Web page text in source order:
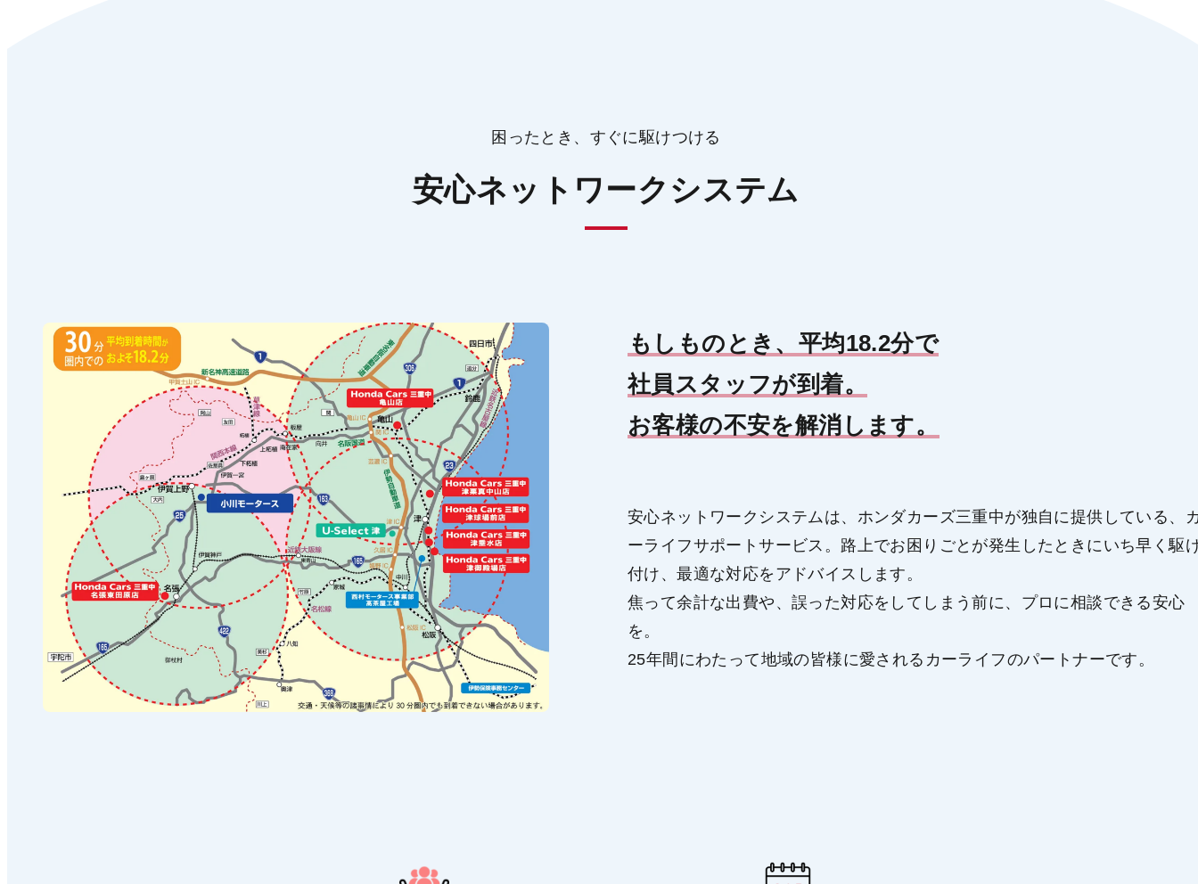
困ったとき、すぐに駆けつける
安心ネットワークシステム
もしものとき、平均18.2分で
社員スタッフが到着。
お客様の不安を解消します。
安心ネットワークシステムは、ホンダカーズ三重中が独自に提供している、
ーライフサポートサービス。路上でお困りごとが発生したときにいち早く駆
付け、最適な対応をアドバイスします。
焦って余計な出費や、誤った対応をしてしまう前に、プロに相談できる安心
を。
25年間にわたって地域の皆様に愛されるカーライフのパートナーです。